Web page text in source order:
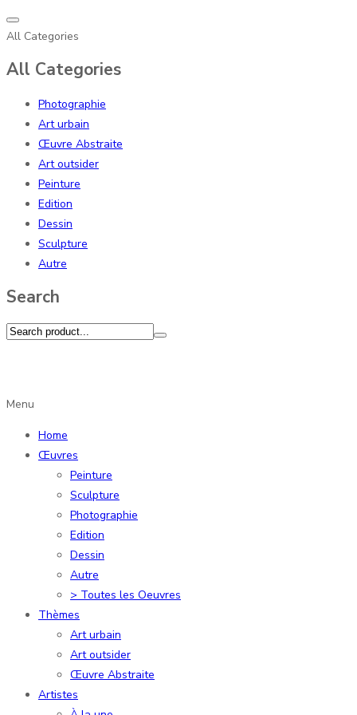
All Categories
All Categories
Photographie
Art urbain
Œuvre Abstraite
Art outsider
Peinture
Edition
Dessin
Sculpture
Autre
Search
Œuvres
Peinture
Sculpture
Photographie
Edition
Dessin
Autre
> Toutes les Oeuvres
Thèmes
Art urbain
Art outsider
Œuvre Abstraite
Artistes
À la une